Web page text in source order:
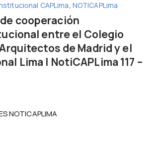
CAPLima, NOTICAPLima
cooperación
entre el Colegio
de Madrid y el
Lima | NotiCAPLima 117 –
NOTICAPLIMA